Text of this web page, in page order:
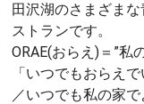
田沢湖のさまざま
ストランです。
ORAE(おらえ)＝”私
「いつでもおらえ
／いつでも私の家